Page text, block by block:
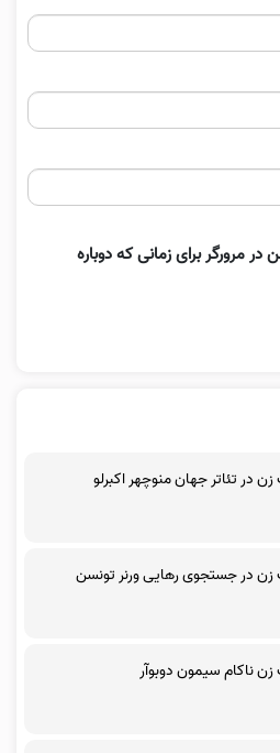
مرورگر برای زمانی که دوباره
در تئاتر جهان منوچهر اکبرلو
در جستجوی رهایی ورنر تونسن
ناکام سیمون دوبوآر